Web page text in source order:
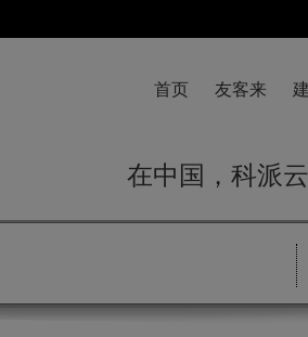
首页 友客来
在中国，科派